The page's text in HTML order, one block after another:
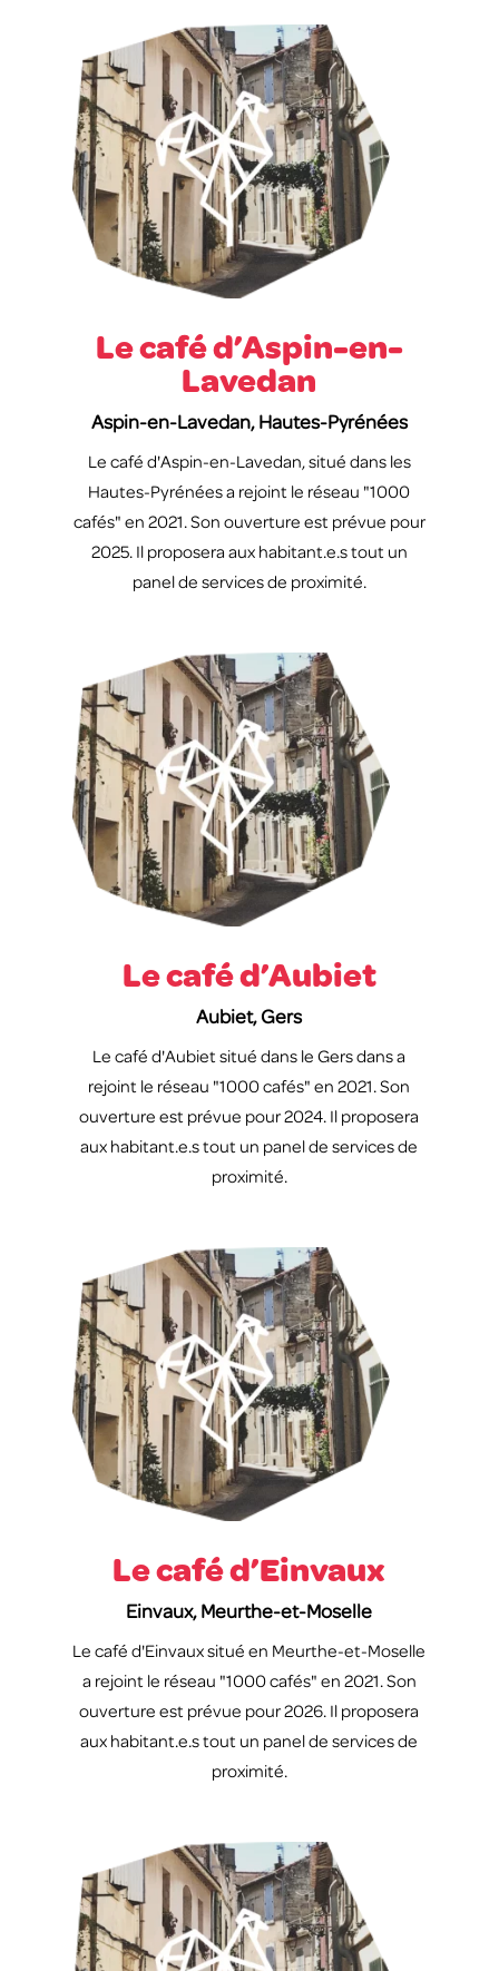
Le café d’Aspin-en-
Lavedan
Le café d'Aspin-en-Lavedan, situé dans les
Hautes-Pyrénées a rejoint le réseau "1000
cafés" en 2021. Son ouverture est prévue pour
2025. Il proposera aux habitant.e.s tout un
panel de services de proximité.
Aspin-en-Lavedan, Hautes-Pyrénées
Le café d’Aubiet
Le café d'Aubiet situé dans le Gers dans a
rejoint le réseau "1000 cafés" en 2021. Son
ouverture est prévue pour 2024. Il proposera
aux habitant.e.s tout un panel de services de
proximité.
Aubiet, Gers
Le café d’Einvaux
Le café d'Einvaux situé en Meurthe-et-Moselle
a rejoint le réseau "1000 cafés" en 2021. Son
ouverture est prévue pour 2026. Il proposera
aux habitant.e.s tout un panel de services de
proximité.
Einvaux, Meurthe-et-Moselle